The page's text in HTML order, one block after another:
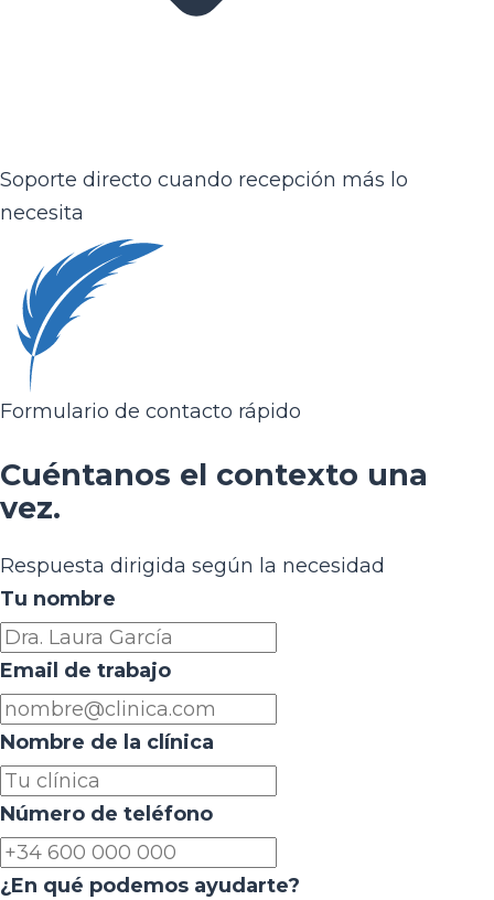
Soporte directo cuando recepción más lo
necesita
Formulario de contacto rápido
Cuéntanos el contexto una
vez.
Respuesta dirigida según la necesidad
Tu nombre
Email de trabajo
Nombre de la clínica
Número de teléfono
¿En qué podemos ayudarte?